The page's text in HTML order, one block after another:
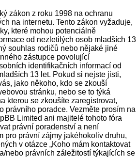
zákon z roku 1998 na ochranu
na internetu. Tento zákon vyžaduje,
které mohou potenciálně
od nezletilých osob mladších 13
souhlas rodičů nebo nějaké jiné
zástupce povolující
identifikačních informací od
13 let. Pokud si nejste jisti,
jako někoho, kdo se zkouší
stránku, nebo se to týká
kterou se zkoušíte zaregistrovat,
právního poradce. Vezměte prosím na
Limited ani majitelé tohoto fóra
právní poradenství a není
pro právní zájmy jakéhokoliv druhu,
v otázce „Koho mám kontaktovat
nebo právních záležitostí týkajících se